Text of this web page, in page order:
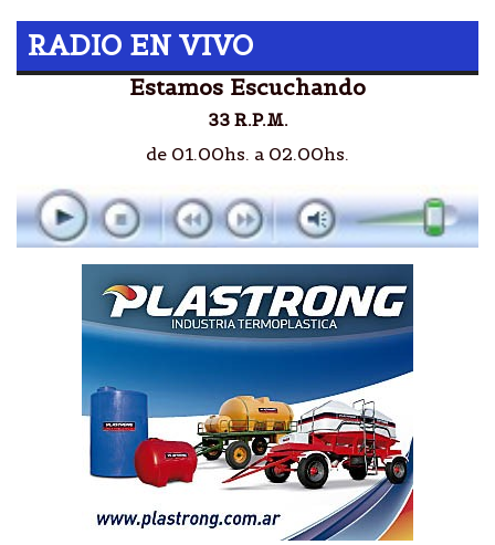
RADIO EN VIVO
Estamos Escuchando
33 R.P.M.
de 01.00hs. a 02.00hs.